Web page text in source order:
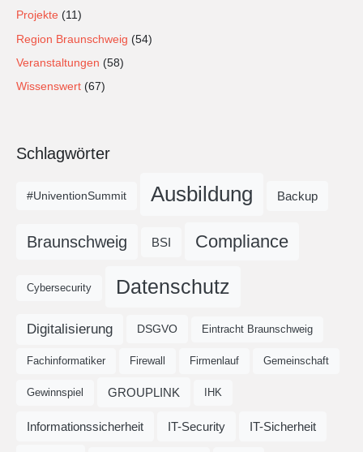
Projekte (11)
Region Braunschweig (54)
Veranstaltungen (58)
Wissenswert (67)
Schlagwörter
#UniventionSummit Ausbildung Backup
Braunschweig BSI Compliance
Cybersecurity Datenschutz
Digitalisierung DSGVO Eintracht Braunschweig
Fachinformatiker Firewall Firmenlauf Gemeinschaft
Gewinnspiel GROUPLINK IHK
Informationssicherheit IT-Security IT-Sicherheit